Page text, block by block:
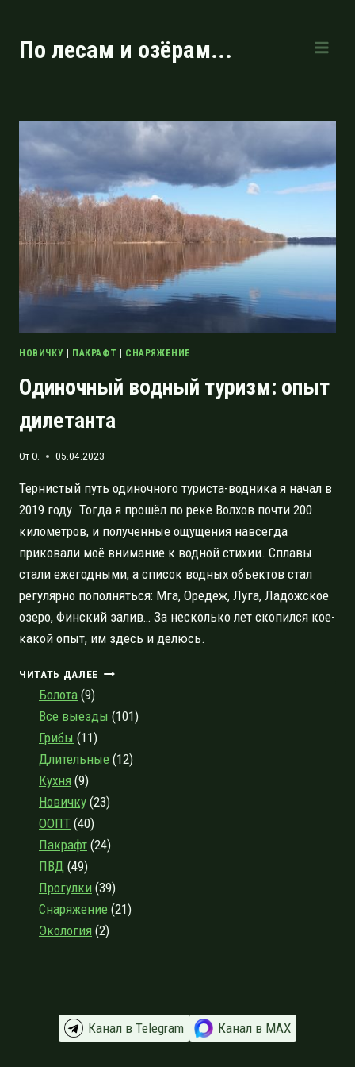
содержимому
По лесам и озёрам...
НОВИЧКУ | ПАКРАФТ | СНАРЯЖЕНИЕ
Одиночный водный туризм: опыт
дилетанта
ОтO. 05.04.2023
Тернистый путь одиночного туриста-водника я начал в
2019 году. Тогда я прошёл по реке Волхов почти 200
километров, и полученные ощущения навсегда
приковали моё внимание к водной стихии. Сплавы
стали ежегодными, а список водных объектов стал
регулярно пополняться: Мга, Оредеж, Луга, Ладожское
озеро, Финский залив… За несколько лет скопился кое-
какой опыт, им здесь и делюсь.
ЧИТАТЬ ДАЛЕЕ ОДИНОЧНЫЙ
ОПЫТ
Болота (9)
Все выезды (101)
Грибы (11)
Длительные (12)
Кухня (9)
Новичку (23)
ООПТ (40)
Пакрафт (24)
ПВД (49)
Прогулки (39)
Снаряжение (21)
Экология (2)
Канал в Telegram Канал в МАХ